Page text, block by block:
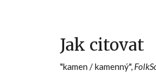
Jak citovat
"kamen / kamenný",